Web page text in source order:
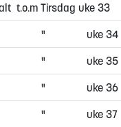
Tirsdag uke 33
34
35
36
37